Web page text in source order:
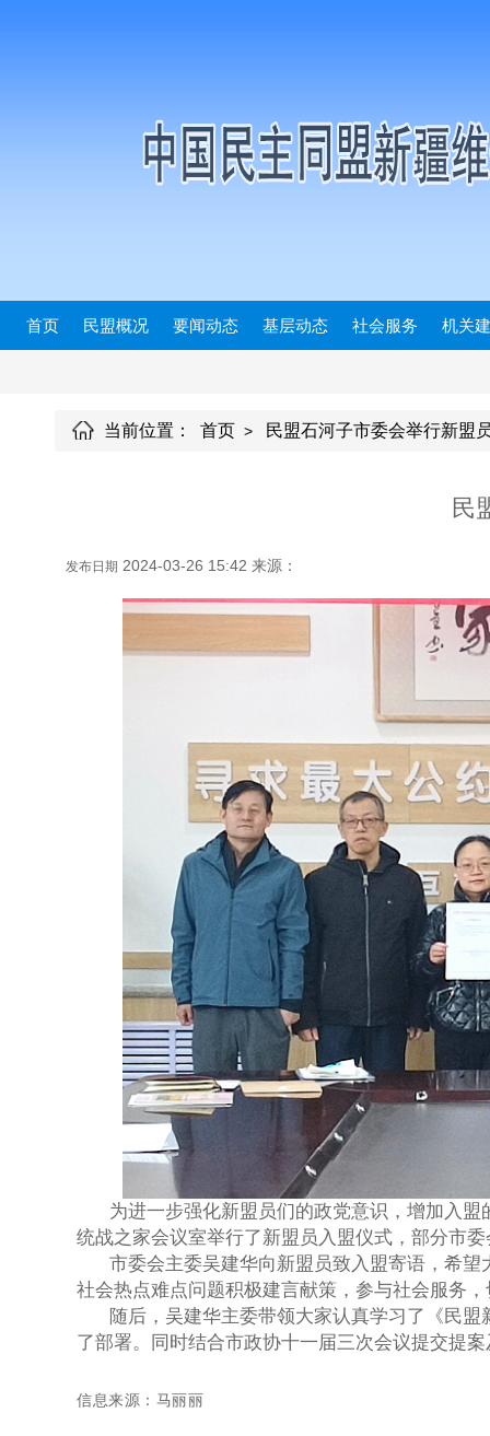
首页 民盟概况 要闻动态 基层动态 社会服务 机关
当前位置： 首页 > 民盟石河子市委会举行新盟
民
发布日期 2024-03-26 15:42 来源：
为进一步强化新盟员们的政党意识，增加入
统战之家会议室举行了新盟员入盟仪式，部分市
市委会主委吴建华向新盟员致入盟寄语，希
社会热点难点问题积极建言献策，参与社会服务
随后，吴建华主委带领大家认真学习了《民
了部署。同时结合市政协十一届三次会议提交提
信息来源：马丽丽